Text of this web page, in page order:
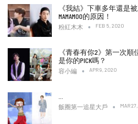
《我結》下車多年還是
MAMAMOO的原因！
粉紅木木 FEB 5, 2020
《青春有你2》第一次
是你的PICK嗎？
容小編 APR 9, 2020
飯圈第一追星大戶 MAR